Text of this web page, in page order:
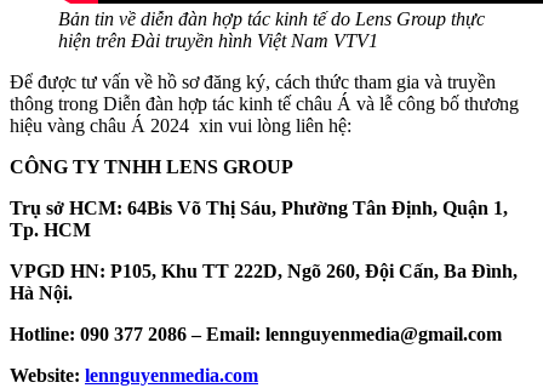
Bản tin về diễn đàn hợp tác kinh tế do Lens Group thực
hiện trên Đài truyền hình Việt Nam VTV1
Để được tư vấn về hồ sơ đăng ký, cách thức tham gia và truyền
thông trong Diễn đàn hợp tác kinh tế châu Á và lễ công bố thương
hiệu vàng châu Á 2024 xin vui lòng liên hệ:
CÔNG TY TNHH LENS GROUP
Trụ sở HCM: 64Bis Võ Thị Sáu, Phường Tân Định, Quận 1,
Tp. HCM
VPGD HN: P105, Khu TT 222D, Ngõ 260, Đội Cấn, Ba Đình,
Hà Nội.
Hotline: 090 377 2086 – Email: lennguyenmedia@gmail.com
Website: lennguyenmedia.com